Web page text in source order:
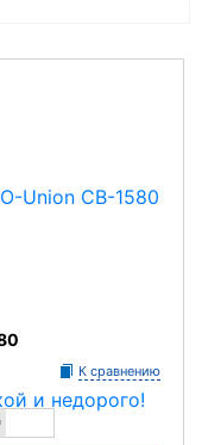
К сравнению